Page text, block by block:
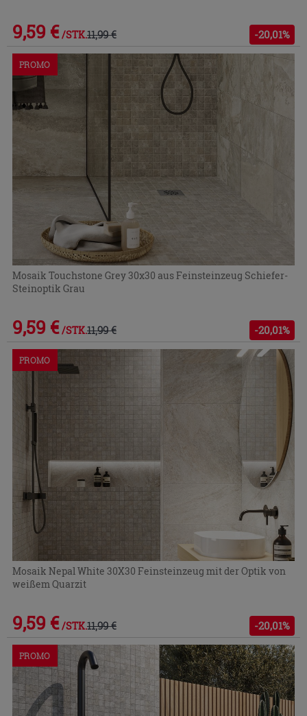
9,59 € /STK.11,99 € -20,01%
PROMO
Mosaik Touchstone Grey 30x30 aus Feinsteinzeug Schiefer-
Steinoptik Grau
9,59 € /STK.11,99 € -20,01%
PROMO
Mosaik Nepal White 30X30 Feinsteinzeug mit der Optik von
weißem Quarzit
9,59 € /STK.11,99 € -20,01%
PROMO